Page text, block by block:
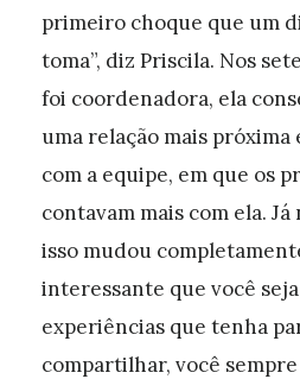
primeiro choque que um
toma”, diz Priscila. Nos
foi coordenadora, ela
uma relação mais próxima
com a equipe, em que os
contavam mais com ela. Já
isso mudou
interessante que você
experiências que tenha
compartilhar, você sempre